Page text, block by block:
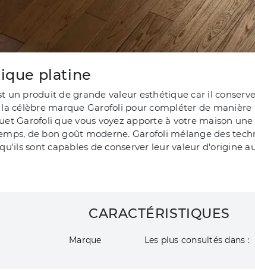
platine
un produit de grande valeur esthétique car il
célèbre marque Garofoli pour compléter de
Garofoli que vous voyez apporte à votre maison
de bon goût moderne. Garofoli mélange des
sont capables de conserver leur valeur d'origine
CARACTÉRISTIQUES
Marque Les plus consultés dans :